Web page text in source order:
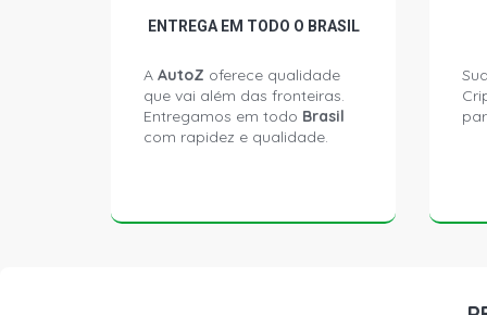
ENTREGA EM TODO O BRASIL
A AutoZ oferece qualidade
que vai além das fronteiras.
Entregamos em todo Brasil
com rapidez e qualidade.